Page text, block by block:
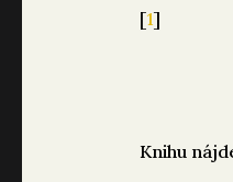
[1]
Knihu